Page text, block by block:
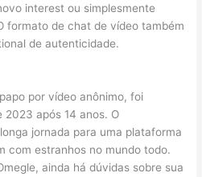
interest ou simplesmente
formato de chat de vídeo também
de autenticidade.
por vídeo anônimo, foi
após 14 anos. O
jornada para uma plataforma
com estranhos no mundo todo.
ainda há dúvidas sobre sua